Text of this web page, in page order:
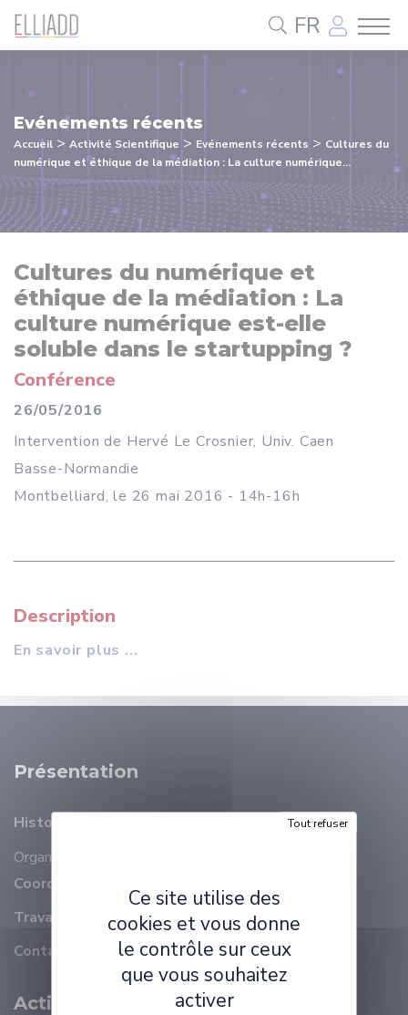
FR
Evénements récents
Accueil > Activité Scientifique > Evénements récents > Cultures du
numérique et éthique de la médiation : La culture numérique...
Cultures du numérique et
éthique de la médiation : La
culture numérique est-elle
soluble dans le startupping ?
Conférence
26/05/2016
Intervention de Hervé Le Crosnier, Univ. Caen
Basse-Normandie
Montbelliard, le 26 mai 2016 - 14h-16h
Description
En savoir plus ...
Présentation
Histoire
Organisation
Coordonnées
Travailler à ELLIADD
Contact
Activité Scientifique
Panneau de gestion des cookies
Ce site utilise des
cookies et vous donne
le contrôle sur ceux
que vous souhaitez
activer
Tout refuser